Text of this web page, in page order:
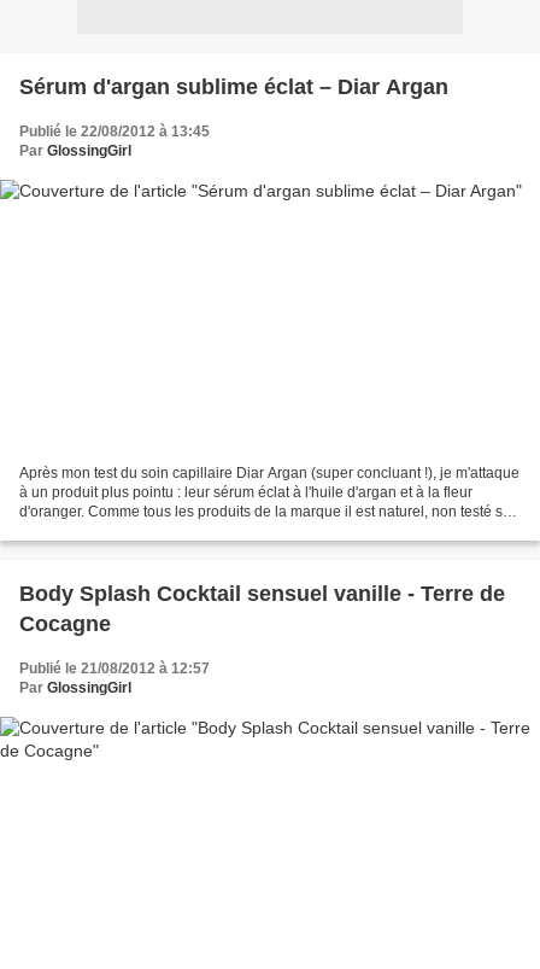
Sérum d'argan sublime éclat – Diar Argan
Publié le 22/08/2012 à 13:45
Par GlossingGirl
Après mon test du soin capillaire Diar Argan (super concluant !), je m'attaque
à un produit plus pointu : leur sérum éclat à l'huile d'argan et à la fleur
d'oranger. Comme tous les produits de la marque il est naturel, non testé sur
Body Splash Cocktail sensuel vanille - Terre de
Cocagne
Publié le 21/08/2012 à 12:57
Par GlossingGirl